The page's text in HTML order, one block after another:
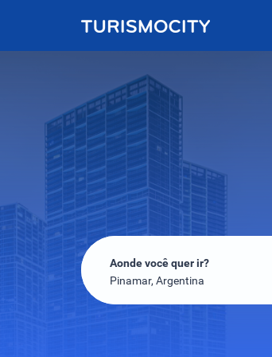
Aonde você quer ir?
Pinamar, Argentina